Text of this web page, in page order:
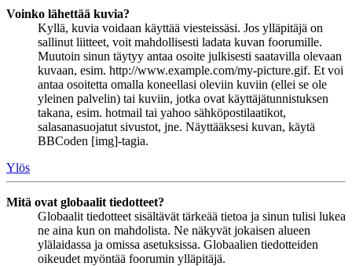
Voinko lähettää kuvia?
Kyllä, kuvia voidaan käyttää viesteissäsi. Jos ylläpitäjä on
sallinut liitteet, voit mahdollisesti ladata kuvan foorumille.
Muutoin sinun täytyy antaa osoite julkisesti saatavilla olevaan
kuvaan, esim. http://www.example.com/my-picture.gif. Et voi
antaa osoitetta omalla koneellasi oleviin kuviin (ellei se ole
yleinen palvelin) tai kuviin, jotka ovat käyttäjätunnistuksen
takana, esim. hotmail tai yahoo sähköpostilaatikot,
salasanasuojatut sivustot, jne. Näyttääksesi kuvan, käytä
BBCoden [img]-tagia.
Ylös
Mitä ovat globaalit tiedotteet?
Globaalit tiedotteet sisältävät tärkeää tietoa ja sinun tulisi lukea
ne aina kun on mahdolista. Ne näkyvät jokaisen alueen
ylälaidassa ja omissa asetuksissa. Globaalien tiedotteiden
oikeudet myöntää foorumin ylläpitäjä.